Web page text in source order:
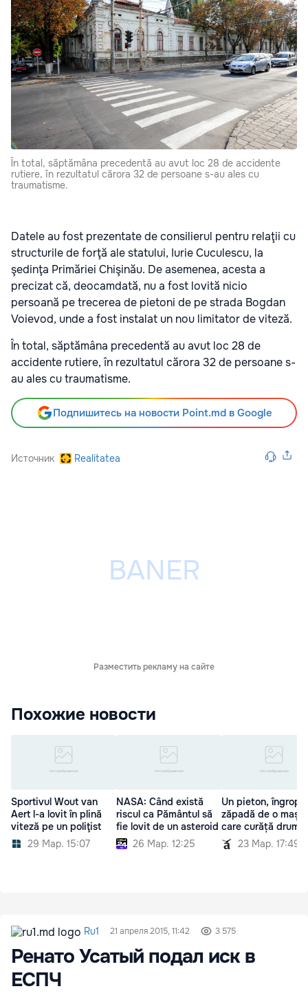
În total, săptămâna precedentă au avut loc 28 de accidente
rutiere, în rezultatul cărora 32 de persoane s-au ales cu
traumatisme.
Datele au fost prezentate de consilierul pentru relaţii cu
structurile de forţă ale statului, Iurie Cuculescu, la
şedinţa Primăriei Chişinău. De asemenea, acesta a
precizat că, deocamdată, nu a fost lovită nicio
persoană pe trecerea de pietoni de pe strada Bogdan
Voievod, unde a fost instalat un nou limitator de viteză.
În total, săptămâna precedentă au avut loc 28 de
accidente rutiere, în rezultatul cărora 32 de persoane s-
au ales cu traumatisme.
Подпишитесь на новости Point.md в Google
Источник Realitatea
Разместить рекламу на сайте
Похожие новости
Sportivul Wout van
Aert l-a lovit în plină
viteză pe un poliţist
29 Мар. 15:07
NASA: Când există
riscul ca Pământul să
fie lovit de un asteroid
26 Мар. 12:25
Un pieton,
zăpadă de o
care curăță
23 Мар. 17:49
Ru1 21 апреля 2015, 11:42 3 575
Ренато Усатый подал иск в
ЕСПЧ